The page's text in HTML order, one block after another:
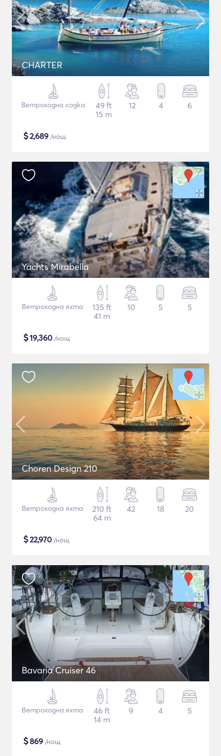
CHARTER
Ветроходна лодка
49 ft
15 m
12 4 6
$2,689 /нощ
Yachts Mirabella
Ветроходна яхта
135 ft
41 m
10 5 5
$19,360 /нощ
Choren Design 210
Ветроходна яхта
210 ft
64 m
42 18 20
$22,970 /нощ
Bavaria Cruiser 46
Ветроходна яхта
46 ft
14 m
9 4 5
$869 /нощ